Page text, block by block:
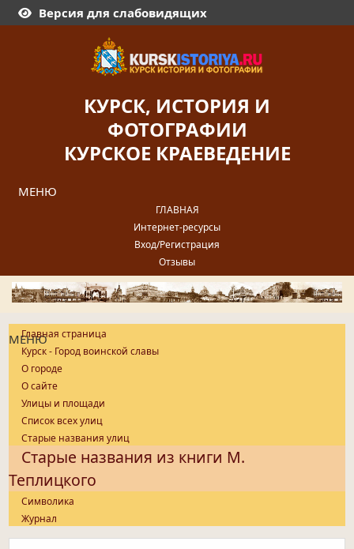
Версия для слабовидящих
КУРСК, ИСТОРИЯ И
ФОТОГРАФИИ
КУРСКОЕ КРАЕВЕДЕНИЕ
МЕНЮ
ГЛАВНАЯ
Интернет-ресурсы
Вход/Регистрация
Отзывы
МЕНЮ
Главная страница
Курск - Город воинской славы
О городе
О сайте
Улицы и площади
Список всех улиц
Старые названия улиц
Старые названия из книги М.
Теплицкого
Символика
Журнал